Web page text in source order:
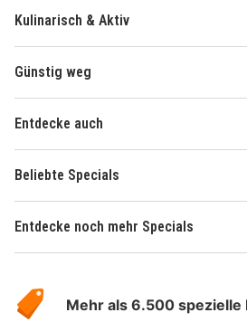
Kulinarisch & Aktiv
Günstig weg
Entdecke auch
Beliebte Specials
Entdecke noch mehr Specials
Hotelspecials
Mehr als 6.500 spezielle